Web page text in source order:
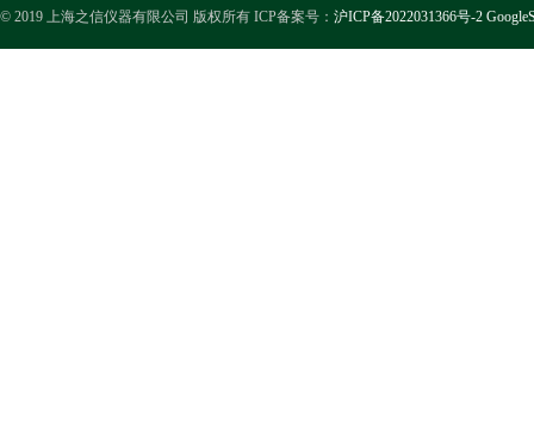
© 2019 上海之信仪器有限公司 版权所有 ICP备案号： 沪ICP备2022031366号-2